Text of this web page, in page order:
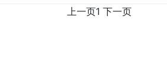
上一页1 下一页